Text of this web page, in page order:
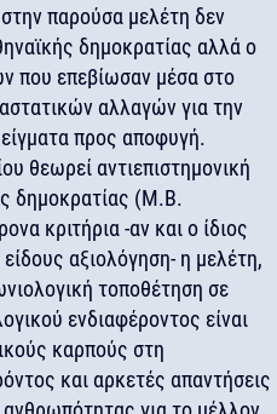
παρούσα μελέτη δεν
δημοκρατίας αλλά ο
που επεβίωσαν μέσα στο
αλλαγών για την
προς αποφυγή.
θεωρεί αντιεπιστημονική
δημοκρατίας (Μ.Β.
κριτήρια -αν και ο ίδιος
είδους αξιολόγηση- η μελέτη,
τοποθέτηση σε
ενδιαφέροντος είναι
καρπούς στη
και αρκετές απαντήσεις